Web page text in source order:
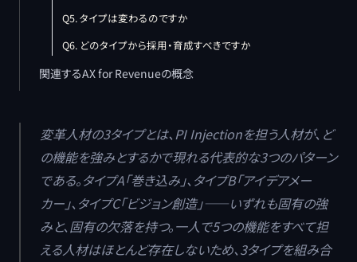
Q5. タイプは変わるのですか
Q6. どのタイプから採用・育成すべきですか
関連するAX for Revenueの概念
変革人材の3タイプとは、PI Injectionを担う人材が、ど
の機能を強みとするかで現れる代表的な3つのパターン
である。タイプA「巻き込み」、タイプB「アイデアメー
カー」、タイプC「ビジョン創造」——いずれも固有の強
みと、固有の欠落を持つ。一人で5つの機能をすべて担
える人材はほとんど存在しないため、3タイプを組み合